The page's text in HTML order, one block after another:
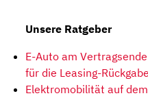
Unsere Ratgeber
E-Auto am
für die Leasing-Rückgabe
Elektromobilität auf